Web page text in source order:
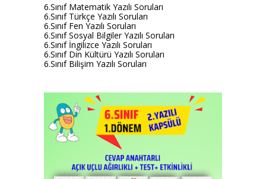
6.Sınıf Matematik Yazılı Soruları
6.Sınıf Türkçe Yazılı Soruları
6.Sınıf Fen Yazılı Soruları
6.Sınıf Sosyal Bilgiler Yazılı Soruları
6.Sınıf İngilizce Yazılı Soruları
6.Sınıf Din Kültürü Yazılı Soruları
6.Sınıf Bilişim Yazılı Soruları